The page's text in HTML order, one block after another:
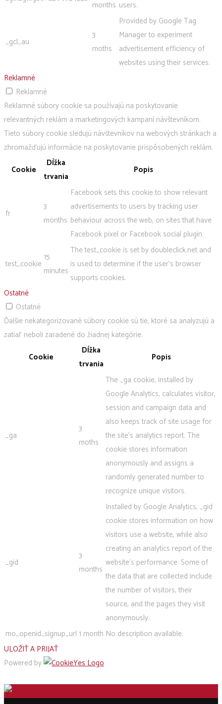
months users.
_gcl_au
3
moths
Provided by Google Tag
Manager to experiment
advertisement efficiency of
websites using their services.
Reklamné
Reklamné
Reklamné súbory cookie sa používajú na poskytovanie
relevantných reklám a marketingových kampaní návštevníkom.
Tieto súbory cookie sledujú návštevníkov na webových stránkach a
zhromažďujú informácie na poskytovanie prispôsobených reklám.
Cookie
Dĺžka
trvania
Popis
fr
3
months
Facebook sets this cookie to show relevant
advertisements to users by tracking user
behaviour across the web, on sites that have
Facebook pixel or Facebook social plugin.
test_cookie
15
minutes
The test_cookie is set by doubleclick.net and
is used to determine if the user's browser
supports cookies.
Ostatné
Ostatné
Ďalšie nekategorizované súbory cookie sú tie, ktoré sa analyzujú a
zatiaľ neboli zaradené do žiadnej kategórie.
Cookie
Dĺžka
trvania
Popis
_ga
3
moths
The _ga cookie, installed by
Google Analytics, calculates visitor,
session and campaign data and
also keeps track of site usage for
the site's analytics report. The
cookie stores information
anonymously and assigns a
randomly generated number to
recognize unique visitors.
_gid
3
months
Installed by Google Analytics, _gid
cookie stores information on how
visitors use a website, while also
creating an analytics report of the
website's performance. Some of
the data that are collected include
the number of visitors, their
source, and the pages they visit
anonymously.
mo_openid_signup_url 1 month No description available.
ULOŽIŤ A PRIJAŤ
Powered by